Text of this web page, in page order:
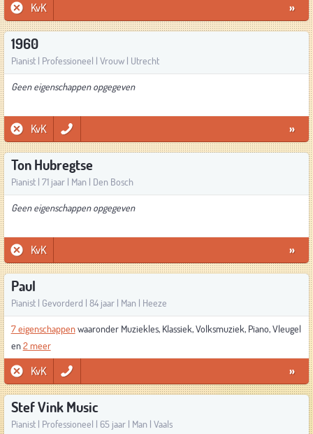
KvK »
1960
Pianist | Professioneel | Vrouw | Utrecht
Geen eigenschappen opgegeven
KvK »
Ton Hubregtse
Pianist | 71 jaar | Man | Den Bosch
Geen eigenschappen opgegeven
KvK »
Paul
Pianist | Gevorderd | 84 jaar | Man | Heeze
7 eigenschappenwaaronder Muziekles, Klassiek, Volksmuziek, Piano, Vleugel
en2 meer
KvK »
Stef Vink Music
Pianist | Professioneel | 65 jaar | Man | Vaals